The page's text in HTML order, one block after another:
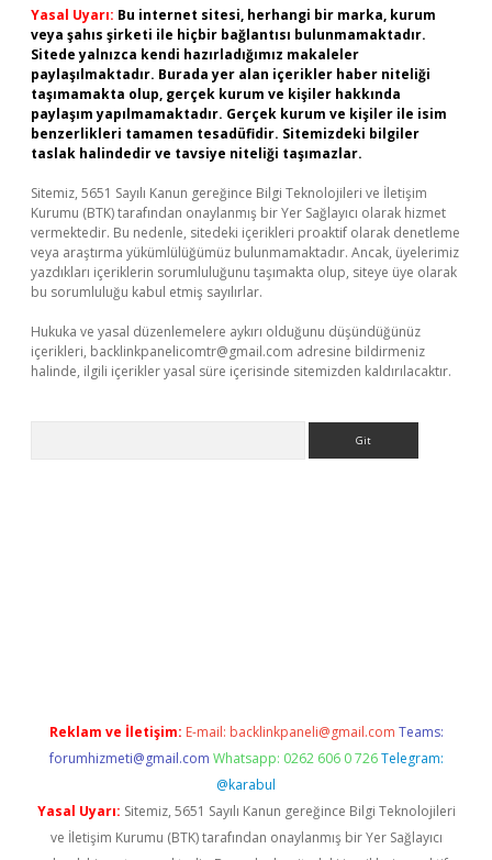
Yasal Uyarı: Bu internet sitesi, herhangi bir marka, kurum
veya şahıs şirketi ile hiçbir bağlantısı bulunmamaktadır.
Sitede yalnızca kendi hazırladığımız makaleler
paylaşılmaktadır. Burada yer alan içerikler haber niteliği
taşımamakta olup, gerçek kurum ve kişiler hakkında
paylaşım yapılmamaktadır. Gerçek kurum ve kişiler ile isim
benzerlikleri tamamen tesadüfidir. Sitemizdeki bilgiler
taslak halindedir ve tavsiye niteliği taşımazlar.
Sitemiz, 5651 Sayılı Kanun gereğince Bilgi Teknolojileri ve İletişim
Kurumu (BTK) tarafından onaylanmış bir Yer Sağlayıcı olarak hizmet
vermektedir. Bu nedenle, sitedeki içerikleri proaktif olarak denetleme
veya araştırma yükümlülüğümüz bulunmamaktadır. Ancak, üyelerimiz
yazdıkları içeriklerin sorumluluğunu taşımakta olup, siteye üye olarak
bu sorumluluğu kabul etmiş sayılırlar.
Hukuka ve yasal düzenlemelere aykırı olduğunu düşündüğünüz
içerikleri, backlinkpanelicomtr@gmail.com adresine bildirmeniz
halinde, ilgili içerikler yasal süre içerisinde sitemizden kaldırılacaktır.
Reklam ve İletişim: E-mail: backlinkpaneli@gmail.com Teams:
forumhizmeti@gmail.com Whatsapp: 0262 606 0 726 Telegram:
@karabul
Yasal Uyarı: Sitemiz, 5651 Sayılı Kanun gereğince Bilgi Teknolojileri
ve İletişim Kurumu (BTK) tarafından onaylanmış bir Yer Sağlayıcı